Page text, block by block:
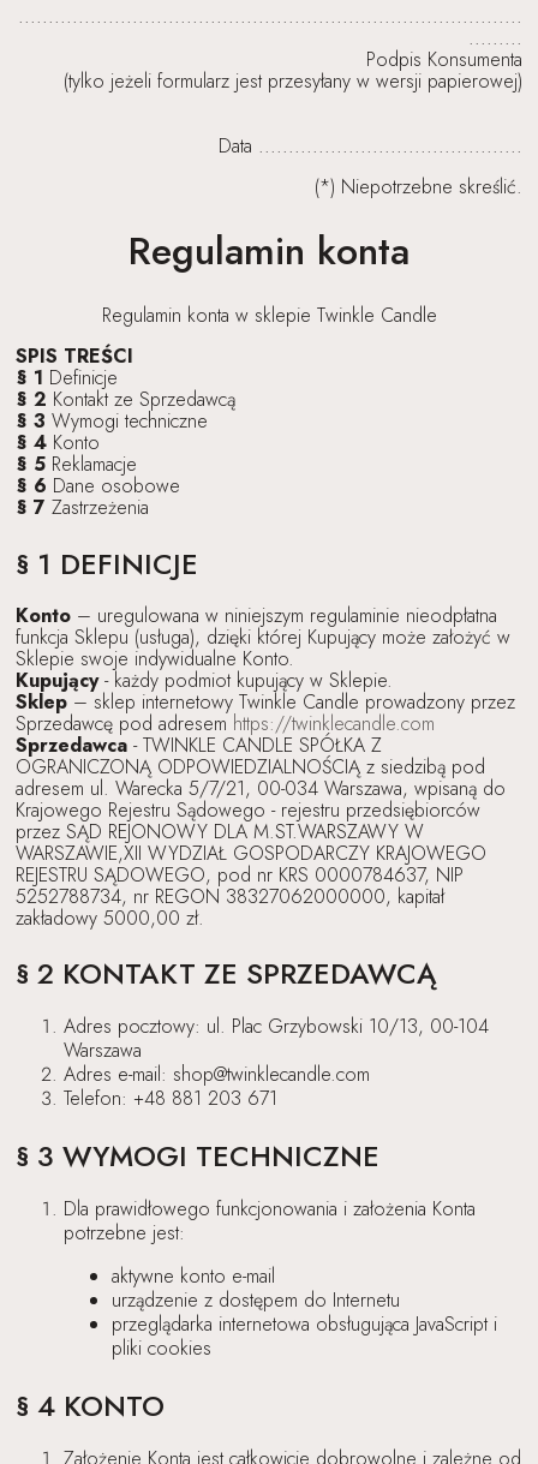
....................................................................................
.........
Podpis Konsumenta
(tylko jeżeli formularz jest przesyłany w wersji papierowej)
Data ............................................
(*) Niepotrzebne skreślić.
Regulamin konta
Regulamin konta w sklepie Twinkle Candle
SPIS TREŚCI
§ 1 Definicje
§ 2 Kontakt ze Sprzedawcą
§ 3 Wymogi techniczne
§ 4Konto
§ 5Reklamacje
§ 6 Dane osobowe
§ 7 Zastrzeżenia
§ 1 DEFINICJE
Konto– uregulowana w niniejszym regulaminie nieodpłatna
funkcja Sklepu (usługa), dzięki której Kupujący może założyć w
Sklepie swoje indywidualne Konto.
Kupujący- każdy podmiot kupujący w Sklepie.
Sklep– sklep internetowy Twinkle Candle prowadzony przez
Sprzedawcę pod adresem https://twinklecandle.com
Sprzedawca- TWINKLE CANDLE SPÓŁKA Z
OGRANICZONĄ ODPOWIEDZIALNOŚCIĄ z siedzibą pod
adresem ul. Warecka 5/7/21, 00-034 Warszawa, wpisaną do
Krajowego Rejestru Sądowego - rejestru przedsiębiorców
przez SĄD REJONOWY DLA M.ST.WARSZAWY W
WARSZAWIE,XII WYDZIAŁ GOSPODARCZY KRAJOWEGO
REJESTRU SĄDOWEGO, pod nr KRS 0000784637, NIP
5252788734, nr REGON 38327062000000, kapitał
zakładowy 5000,00 zł.
§ 2 KONTAKT ZE SPRZEDAWCĄ
Adres pocztowy: ul. Plac Grzybowski 10/13, 00-104
Warszawa
Adres e-mail: shop@twinklecandle.com
Telefon: +48 881 203 671
§ 3 WYMOGI TECHNICZNE
Dla prawidłowego funkcjonowania i założenia Konta
potrzebne jest:
aktywne konto e-mail
urządzenie z dostępem do Internetu
przeglądarka internetowa obsługująca JavaScript i
pliki cookies
§ 4 KONTO
Założenie Konta jest całkowicie dobrowolne i zależne od